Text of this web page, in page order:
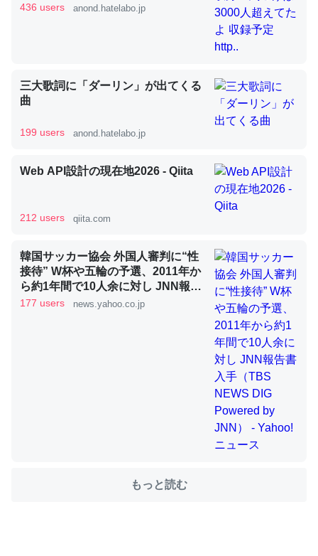
─ニュース :: 【研究発表】昆虫学の大問題＝「昆虫はなぜ海にいな
論文では「淡水はカルシウムも酸素も不足してて両方に不
利だから両方が拮抗してるのでは」とあって面白い。海に
ずキチンを強化してる筈だが、酵素が違うのか？
─ニュース :: 【研究発表】昆虫学の大問題＝「昆虫はなぜ海にいな
これを元に考えるとカルシウムを大量に使う脊椎動物と貝
類は苦労してるんだな…。腹足類だと殻を無くしてナメク
─ニュース :: 【研究発表】昆虫学の大問題＝「昆虫はなぜ海にいな
ウチもEchoを実家に置いて４年。でたまに覗いてる。ぼ
これ見て生きてるなって分かる。
436 users anond.hatelabo.jp
三大歌詞に「ダーリン」が出てくる
曲
199 users anond.hatelabo.jp
Web API設計の現在地2026 - Qiita
212 users qiita.com
韓国サッカー協会 外国人審判に“性
接待” W杯や五輪の予選、2011年か
ら約1年間で10人余に対し JNN報告
書入手（TBS NEWS DIG Powered
177 users news.yahoo.co.jp
もっと読む